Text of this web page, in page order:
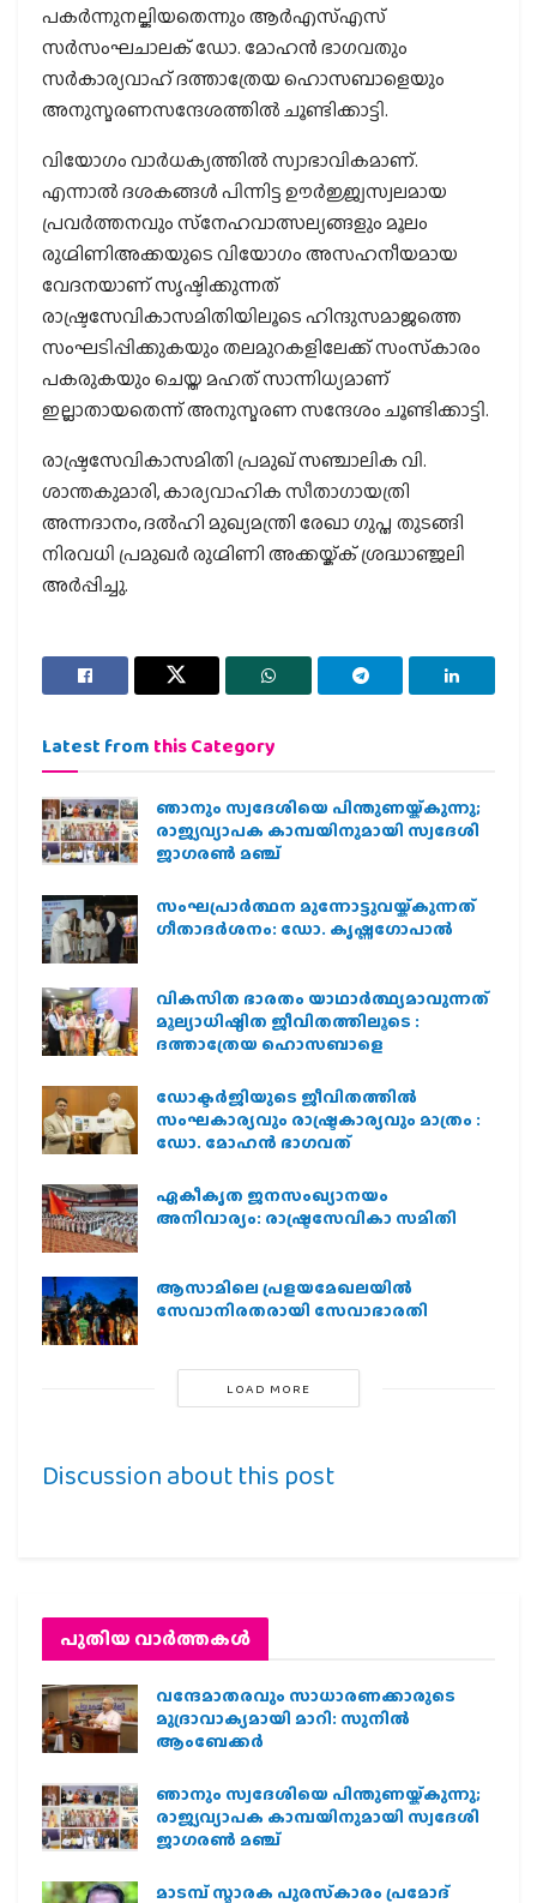
പകര്‍ന്നുനല്കിയതെന്നും ആര്‍എസ്എസ്
സര്‍സംഘചാലക് ഡോ. മോഹന്‍ ഭാഗവതും
സര്‍കാര്യവാഹ് ദത്താത്രേയ ഹൊസബാളെയും
അനുസ്മരണസന്ദേശത്തില്‍ ചൂണ്ടിക്കാട്ടി.
വിയോഗം വാര്‍ധക്യത്തില്‍ സ്വാഭാവികമാണ്.
എന്നാല്‍ ദശകങ്ങള്‍ പിന്നിട്ട ഊര്‍ജ്ജ്വസ്വലമായ
പ്രവര്‍ത്തനവും സ്‌നേഹവാത്സല്യങ്ങളും മൂലം
രുഗ്മിണിഅക്കയുടെ വിയോഗം അസഹനീയമായ
വേദനയാണ് സൃഷ്ടിക്കുന്നത്
രാഷ്ട്രസേവികാസമിതിയിലൂടെ ഹിന്ദുസമാജത്തെ
സംഘടിപ്പിക്കുകയും തലമുറകളിലേക്ക് സംസ്‌കാരം
പകരുകയും ചെയ്ത മഹത് സാന്നിധ്യമാണ്
ഇല്ലാതായതെന്ന് അനുസ്മരണ സന്ദേശം ചൂണ്ടിക്കാട്ടി.
രാഷ്ട്രസേവികാസമിതി പ്രമുഖ് സഞ്ചാലിക വി.
ശാന്തകുമാരി, കാര്യവാഹിക സീതാഗായത്രി
അന്നദാനം, ദല്‍ഹി മുഖ്യമന്ത്രി രേഖാ ഗുപ്ത തുടങ്ങി
നിരവധി പ്രമുഖര്‍ രുഗ്മിണി അക്കയ്ക്ക് ശ്രദ്ധാഞ്ജലി
അര്‍പ്പിച്ചു.
Latest from this Category
ഞാനും സ്വദേശിയെ പിന്തുണയ്ക്കുന്നു;
രാജ്യവ്യാപക കാമ്പയിനുമായി സ്വദേശി
ജാഗരണ്‍ മഞ്ച്
സംഘപ്രാര്‍ത്ഥന മുന്നോട്ടുവയ്ക്കുന്നത്
ഗീതാദര്‍ശനം: ഡോ. കൃഷ്ണഗോപാല്‍
വികസിത ഭാരതം യാഥാർത്ഥ്യമാവുന്നത്
മൂല്യാധിഷ്ഠിത ജീവിതത്തിലൂടെ :
ദത്താത്രേയ ഹൊസബാളെ
ഡോക്ടർജിയുടെ ജീവിതത്തിൽ
സംഘകാര്യവും രാഷ്ട്രകാര്യവും മാത്രം :
ഡോ. മോഹൻ ഭാഗവത്
ഏകീകൃത ജനസംഖ്യാനയം
അനിവാര്യം: രാഷ്ട്രസേവികാ സമിതി
ആസാമിലെ പ്രളയമേഖലയില്‍
സേവാനിരതരായി സേവാഭാരതി
LOAD MORE
Discussion about this post
പുതിയ വാര്‍ത്തകള്‍
വന്ദേമാതരവും സാധാരണക്കാരുടെ
മുദ്രാവാക്യമായി മാറി: സുനിൽ
ആംബേക്കർ
ഞാനും സ്വദേശിയെ പിന്തുണയ്ക്കുന്നു;
രാജ്യവ്യാപക കാമ്പയിനുമായി സ്വദേശി
ജാഗരണ്‍ മഞ്ച്
മാടമ്പ് സ്മാരക പുരസ്‌കാരം പ്രമോദ്